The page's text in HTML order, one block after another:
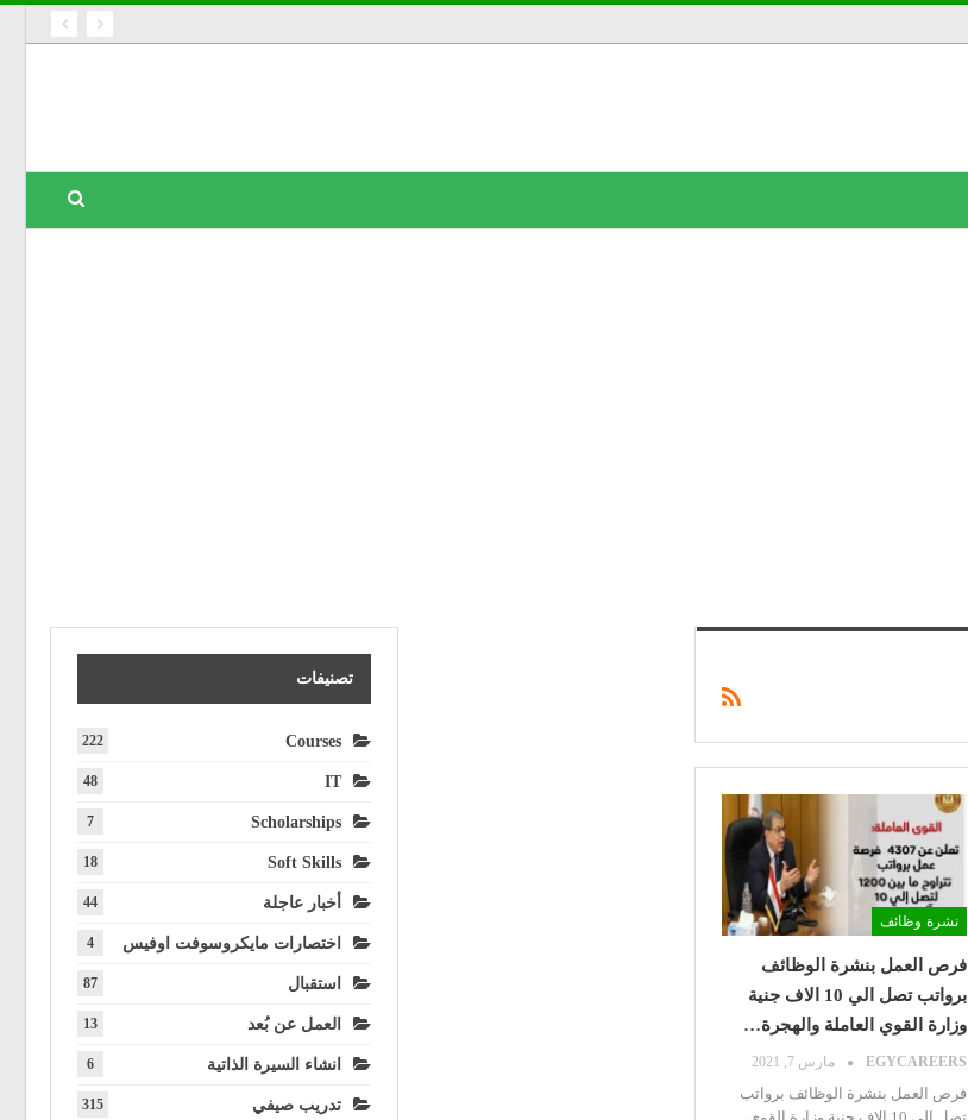
نشرة وظائف
فرص العمل بنشرة الوظائف
برواتب تصل الي 10 الاف جنية
وزارة القوي العاملة والهجرة…
EGYCAREERS مارس 7, 2021
فرص العمل بنشرة الوظائف برواتب
تصنيفات
Courses
222
IT
48
Scholarships
7
Soft Skills
18
أخبار عاجلة 44
اختصارات مايكروسوفت اوفيس 4
استقبال 87
العمل عن بُعد 13
انشاء السيرة الذاتية 6
تدريب صيفي 315